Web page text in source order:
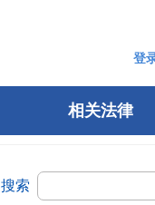
登
相关法律
搜索